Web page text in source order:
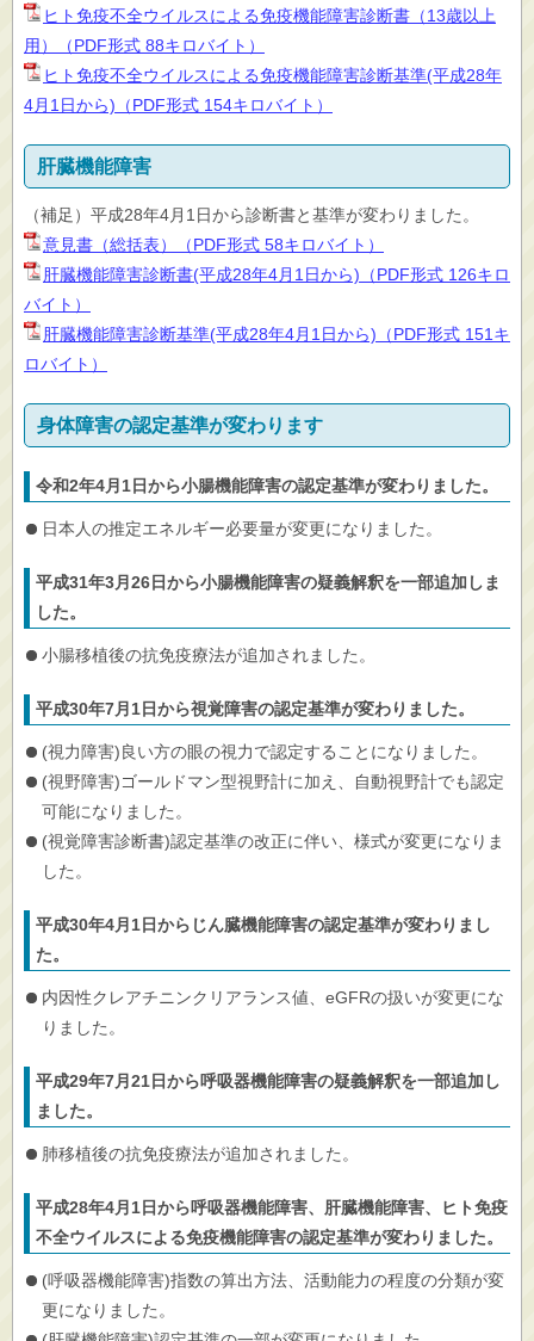
ヒト免疫不全ウイルスによる免疫機能障害診断書（13歳以上
用）（PDF形式 88キロバイト）
ヒト免疫不全ウイルスによる免疫機能障害診断基準(平成28年
4月1日から)（PDF形式 154キロバイト）
肝臓機能障害
（補足）平成28年4月1日から診断書と基準が変わりました。
意見書（総括表）（PDF形式 58キロバイト）
肝臓機能障害診断書(平成28年4月1日から)（PDF形式 126キロ
バイト）
肝臓機能障害診断基準(平成28年4月1日から)（PDF形式 151キ
ロバイト）
身体障害の認定基準が変わります
令和2年4月1日から小腸機能障害の認定基準が変わりました。
日本人の推定エネルギー必要量が変更になりました。
平成31年3月26日から小腸機能障害の疑義解釈を一部追加しま
した。
小腸移植後の抗免疫療法が追加されました。
平成30年7月1日から視覚障害の認定基準が変わりました。
(視力障害)良い方の眼の視力で認定することになりました。
(視野障害)ゴールドマン型視野計に加え、自動視野計でも認定
可能になりました。
(視覚障害診断書)認定基準の改正に伴い、様式が変更になりま
した。
平成30年4月1日からじん臓機能障害の認定基準が変わりまし
た。
内因性クレアチニンクリアランス値、eGFRの扱いが変更にな
りました。
平成29年7月21日から呼吸器機能障害の疑義解釈を一部追加し
ました。
肺移植後の抗免疫療法が追加されました。
平成28年4月1日から呼吸器機能障害、肝臓機能障害、ヒト免疫
不全ウイルスによる免疫機能障害の認定基準が変わりました。
(呼吸器機能障害)指数の算出方法、活動能力の程度の分類が変
更になりました。